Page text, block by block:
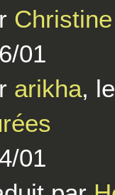
01
arikha,
01